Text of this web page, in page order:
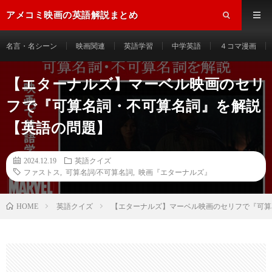
アメコミ映画の英語解説まとめ
名言・名シーン 映画関連 英語学習 中学英語 ４コマ漫画
【エターナルズ】マーベル映画のセリ
フで『可算名詞・不可算名詞』を解説
【英語の問題】
2024.12.19
英語クイズ
ファストス
可算名詞/不可算名詞 映画『エターナルズ』
HOME 英語クイズ 【エターナルズ】マーベル映画のセリフで『可